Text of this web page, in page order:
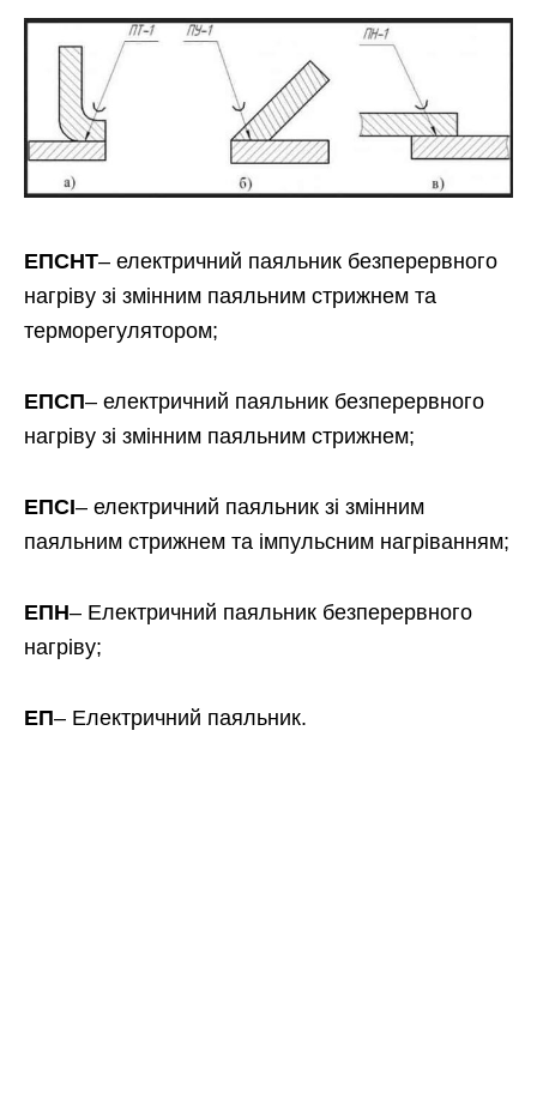
ЕПСНТ– електричний паяльник безперервного
нагріву зі змінним паяльним стрижнем та
терморегулятором;
ЕПСП– електричний паяльник безперервного
нагріву зі змінним паяльним стрижнем;
ЕПСІ– електричний паяльник зі змінним
паяльним стрижнем та імпульсним нагріванням;
ЕПН– Електричний паяльник безперервного
нагріву;
ЕП– Електричний паяльник.